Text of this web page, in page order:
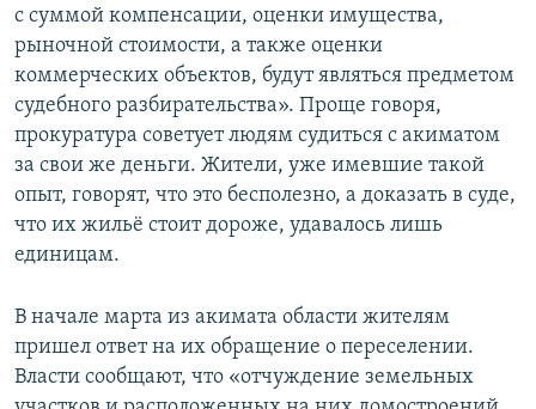
с суммой компенсации, оценки имущества,
рыночной стоимости, а также оценки
коммерческих объектов, будут являться предметом
судебного разбирательства». Проще говоря,
прокуратура советует людям судиться с акиматом
за свои же деньги. Жители, уже имевшие такой
опыт, говорят, что это бесполезно, а доказать в суде,
что их жильё стоит дороже, удавалось лишь
единицам.
В начале марта из акимата области жителям
пришел ответ на их обращение о переселении.
Власти сообщают, что «отчуждение земельных